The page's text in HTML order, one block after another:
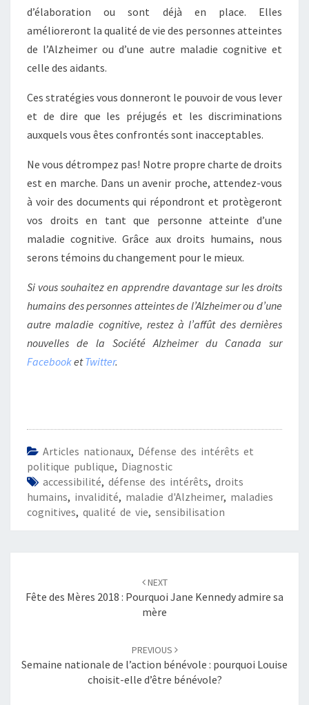
d’élaboration ou sont déjà en place. Elles
amélioreront la qualité de vie des personnes atteintes
de l’Alzheimer ou d’une autre maladie cognitive et
celle des aidants.
Ces stratégies vous donneront le pouvoir de vous lever
et de dire que les préjugés et les discriminations
auxquels vous êtes confrontés sont inacceptables.
Ne vous détrompez pas! Notre propre charte de droits
est en marche. Dans un avenir proche, attendez-vous
à voir des documents qui répondront et protègeront
vos droits en tant que personne atteinte d’une
maladie cognitive. Grâce aux droits humains, nous
serons témoins du changement pour le mieux.
Si vous souhaitez en apprendre davantage sur les droits
humains des personnes atteintes de l’Alzheimer ou d’une
autre maladie cognitive, restez à l’affût des dernières
nouvelles de la Société Alzheimer du Canada sur
FacebooketTwitter.
Articles nationaux, Défense des intérêts et
politique publique, Diagnostic
accessibilité, défense des intérêts, droits
humains, invalidité, maladie d'Alzheimer, maladies
cognitives, qualité de vie, sensibilisation
NEXT
Fête des Mères 2018 : Pourquoi Jane Kennedy admire sa
mère
PREVIOUS
Semaine nationale de l’action bénévole : pourquoi Louise
choisit-elle d’être bénévole?